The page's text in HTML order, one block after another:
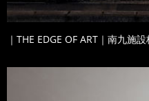
｜THE EDGE OF ART｜南九施